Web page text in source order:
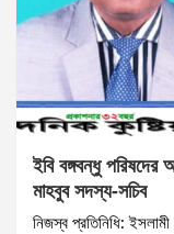
ইবি বঙ্গবন্ধু
মাহবুব সদস্য-সচিব
নিজস্ব প্রতিনিধি: